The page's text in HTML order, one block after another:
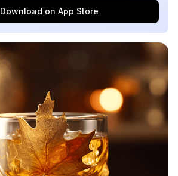
Download on App Store